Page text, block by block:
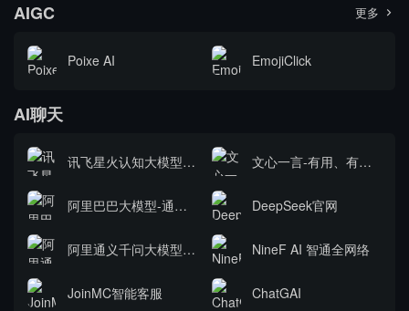
AIGC 更多 
Poixe AI EmojiClick
AI聊天
讯飞星火认知大模型—一触即发，我是你的灵感引擎 文心一言-有用、有趣、有温度
阿里巴巴大模型-通义千问 DeepSeek官网
阿里通义千问大模型-通义万象 NineF AI 智通全网络
JoinMC智能客服 ChatGAI